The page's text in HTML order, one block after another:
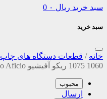
سبد خرید ریال 0
سبد خرید
خانه / قطعات دستگاه های چاپ
1060 1075 ریکو آفیشیو Richo Aficio
محبوب
ارسال